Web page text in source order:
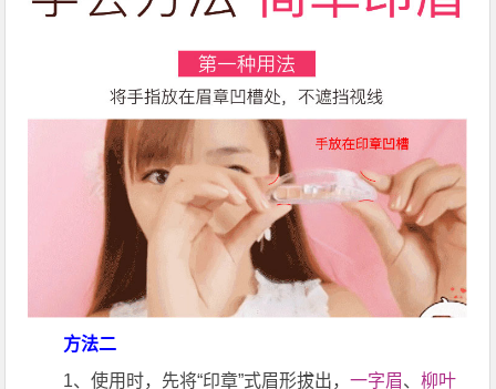
方法二
1、使用时，先将“印章”式眉形拔出，一字眉、柳叶